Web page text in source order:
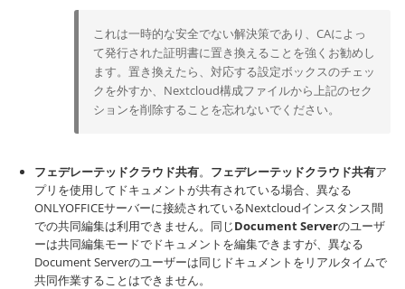
これは一時的な安全でない解決策であり、CAによっ
て発行された証明書に置き換えることを強くお勧めし
ます。置き換えたら、対応する設定ボックスのチェッ
クを外すか、Nextcloud構成ファイルから上記のセク
ションを削除することを忘れないでください。
フェデレーテッドクラウド共有。 フェデレーテッドクラウド共有ア
プリを使用してドキュメントが共有されている場合、異なる
ONLYOFFICEサーバーに接続されているNextcloudインスタンス間
での共同編集は利用できません。同じDocument Serverのユーザ
ーは共同編集モードでドキュメントを編集できますが、異なる
Document Serverのユーザーは同じドキュメントをリアルタイムで
共同作業することはできません。